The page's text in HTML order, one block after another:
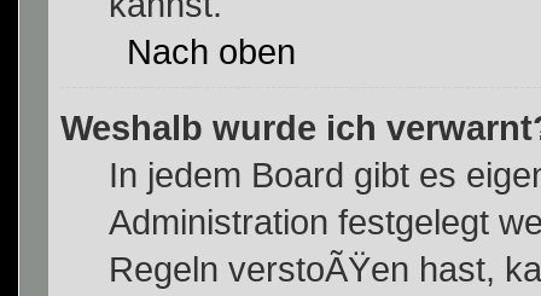
Nach oben
Weshalb wurde ich
In jedem Board gibt es
Administration festgelegt
Regeln verstoÃŸen hast,